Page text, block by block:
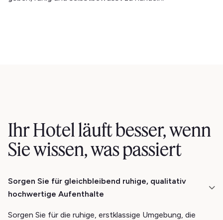
Ihr Hotel läuft besser, wenn
Sie wissen, was passiert
Sorgen Sie für gleichbleibend ruhige, qualitativ
hochwertige Aufenthalte
Sorgen Sie für die ruhige, erstklassige Umgebung, die